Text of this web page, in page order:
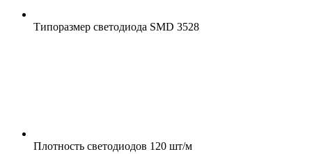
Типоразмер светодиода SMD 3528
Плотность светодиодов 120 шт/м